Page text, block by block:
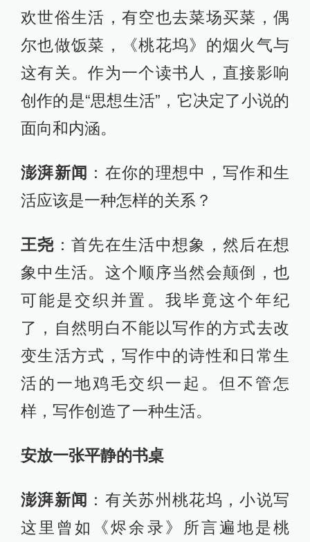
欢世俗生活，有空也去菜场买菜，偶
尔也做饭菜，《桃花坞》的烟火气与
这有关。作为一个读书人，直接影响
创作的是“思想生活”，它决定了小说的
面向和内涵。
澎湃新闻 ：在你的理想中，写作和生
活应该是一种怎样的关系？
王尧 ：首先在生活中想象，然后在想
象中生活。这个顺序当然会颠倒，也
可能是交织并置。我毕竟这个年纪
了，自然明白不能以写作的方式去改
变生活方式，写作中的诗性和日常生
活的一地鸡毛交织一起。但不管怎
样，写作创造了一种生活。
安放一张平静的书桌
澎湃新闻 ：有关苏州桃花坞，小说写
这里曾如《烬余录》所言遍地是桃